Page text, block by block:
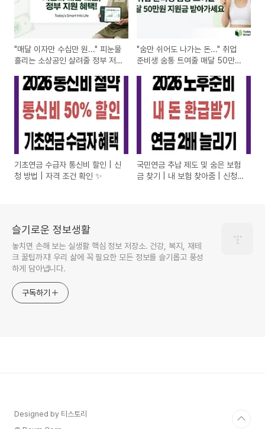
"매달 이자만 수십만 원..." 피눈물
흘리는 소상공인 살려줄 정부 저
"숨만 쉬어도 나가는 돈..." 취업
준비생 숨통 트여줄 매달 50만원
기초연금 수급자 통신비 할인 | 신
청 방법 | 자격 조건 확인 ✨
국민연금 추납 제도 및 숨은 보험
금 찾기 | 내 보험 찾아줌 | 신청
슬기로운 정보생활
놓치면 손해 보는 실생활 핵심 정보 저장소. 건강, 복지, 재테
크 꿀팁까지! 우리 삶에 꼭 필요한 모든 정보를 슬기롭고 풍성
하게 담아냅니다.
구독하기
Designed by 티스토리